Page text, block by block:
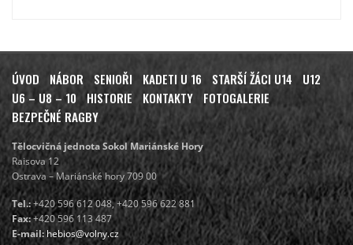
ÚVOD NÁBOR SENIOŘI KADETI U 16 STARŠÍ ŽÁCI U14
U12
U6 – U8 – 10 HISTORIE KONTAKTY
FOTOGALERIE
BEZPEČNÉ RAGBY
Tělocvičná jednota Sokol Mariánské Hory
Raisova 12
Ostrava – Mariánské hory 709 00
Tel.:+420 596 612 048, +420 596 622 881
Fax:+420 596 113 487
E-mail:hebios@volny.cz